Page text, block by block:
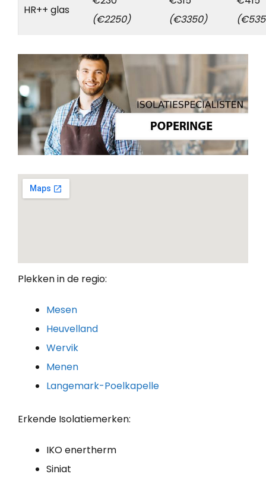
HR++ glas
(€2250)
(€3350)
Plekken in de regio:
Mesen
Heuvelland
Wervik
Menen
Langemark-Poelkapelle
Erkende Isolatiemerken:
IKO enertherm
Siniat